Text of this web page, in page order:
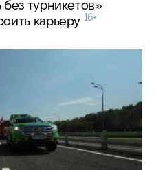
турникетов»
карьеру 16+